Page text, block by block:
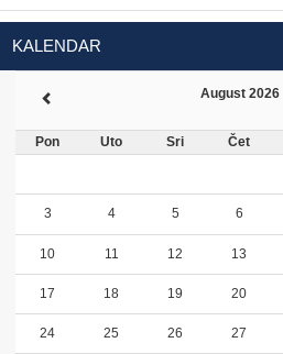
KALENDAR
August 2026
Pon Uto Sri Čet
3 4 5 6
10 11 12 13
17 18 19 20
24 25 26 27